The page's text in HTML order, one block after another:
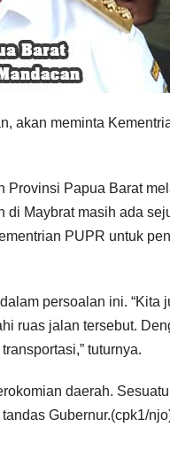
akan meminta
Provinsi Papua Barat
Maybrat masih ada
PUPR untuk
persoalan ini. “Kita
ruas jalan tersebut.
tuturnya.
daerah.
Gubernur.(cpk1/